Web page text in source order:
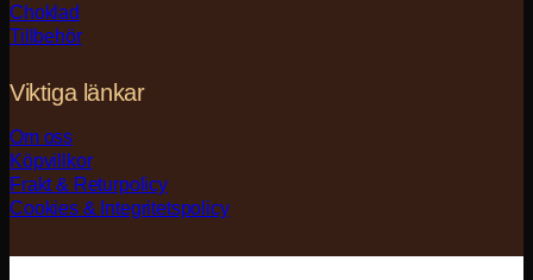
Choklad
Tillbehör
Viktiga länkar
Om oss
Köpvillkor
Frakt & Returpolicy
Cookies & Integritetspolicy